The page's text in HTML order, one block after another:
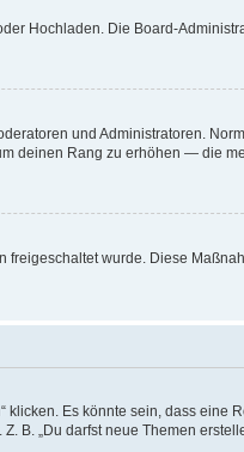
Hochladen. Die Board-
und Administratoren.
deinen Rang zu erhöhen — die
freigeschaltet wurde. Diese
klicken. Es könnte sein, dass eine
B. „Du darfst neue Themen